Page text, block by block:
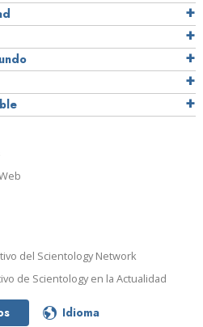
del Scientology Network
de Scientology en la Actualidad
Idioma